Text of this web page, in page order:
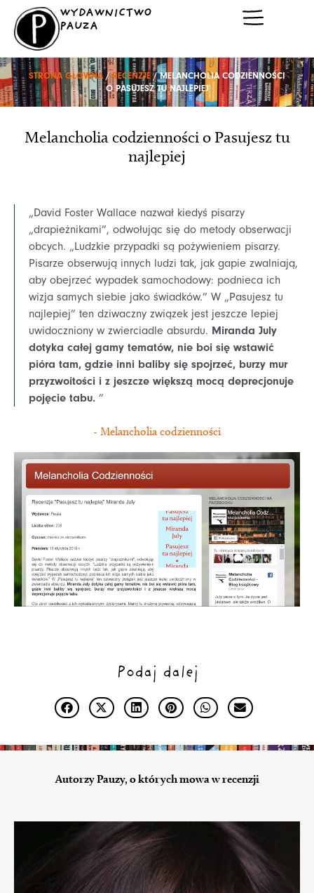
Przejdź
treści
WYDAWNICTWO
PAUZA
STRONA GŁÓWNA /RECENZJE/ MELANCHOLIA CODZIENNOŚCI
O PASUJESZ TU NAJLEPIEJ
Melancholia codzienności o Pasujesz tu
najlepiej
„David Foster Wallace nazwał kiedyś pisarzy
„drapieżnikami”, odwołując się do metody obserwacji
obcych. „Ludzkie przypadki są pożywieniem pisarzy.
Pisarze obserwują innych ludzi tak, jak gapie zwalniają,
aby obejrzeć wypadek samochodowy: podnieca ich
wizja samych siebie jako świadków.” W „Pasujesz tu
najlepiej” ten dziwaczny związek jest jeszcze lepiej
uwidoczniony w zwierciadle absurdu. Miranda July
dotyka całej gamy tematów, nie boi się wstawić
pióra tam, gdzie inni baliby się spojrzeć, burzy mur
przyzwoitości i z jeszcze większą mocą deprecjonuje
pojęcie tabu. ”
- Melancholia codzienności
Podaj dalej
Autorzy Pauzy, o których mowa w recenzji